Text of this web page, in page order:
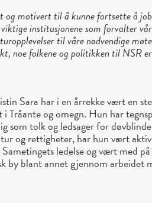
og motivert til å kunne fortsette å
institusjonene som forvalter
til våre nødvendige
noe folkene og politikken til NSR
Sara har i en årrekke vært en
i Tråante og omegn. Hun har
som tolk og ledsager for
og rettigheter, har hun vært
ledelse og vært med
by blant annet gjennom arbeidet